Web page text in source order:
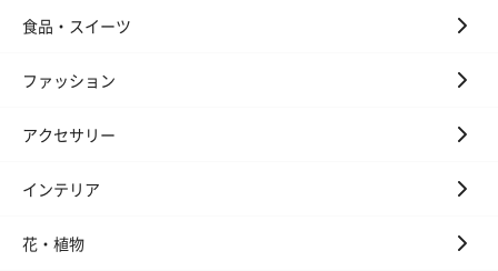
食品・スイーツ
ファッション
アクセサリー
インテリア
花・植物